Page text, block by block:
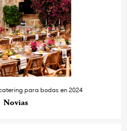
para bodas en 2024
Novias